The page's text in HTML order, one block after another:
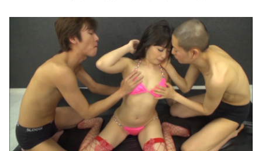
蛍大名・京極高次を語ろう
音羽紀香 お股ぱっくりマッサージがいいですね～！
東大教授「今は織田信長は天才ではなく凡人だったという説が強いがそれは違うと思う」
激しく揺れる小さな胸が愛おしくてたまらない
【ＳＭ・調教】出会い系でエッチした最高のドＭ女